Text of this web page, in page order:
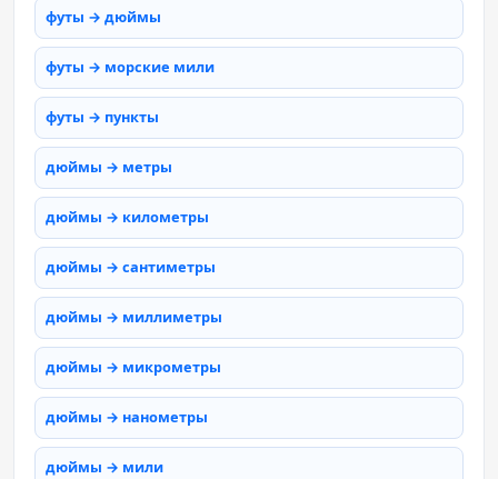
футы → дюймы
футы → морские мили
футы → пункты
дюймы → метры
дюймы → километры
дюймы → сантиметры
дюймы → миллиметры
дюймы → микрометры
дюймы → нанометры
дюймы → мили